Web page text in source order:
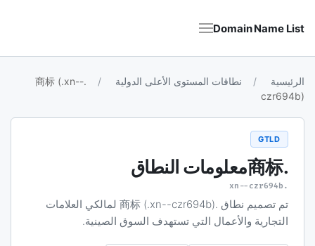
Domain Name List
الرئيسية نطاقات المستوى الأعلى الدولية
.商标 (.xn--
czr694b)
GTLD
.商标 معلومات النطاق
.xn--czr694b
تم تصميم نطاق .商标 (.xn--czr694b) لمالكي العلامات
التجارية والأعمال التي تستهدف السوق الصينية.